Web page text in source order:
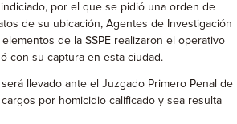
por el que se pidió una orden de
de su ubicación, Agentes de Investigación
elementos de la SSPE realizaron el operativo
con su captura en esta ciudad.
llevado ante el Juzgado Primero Penal de
por homicidio calificado y sea resulta